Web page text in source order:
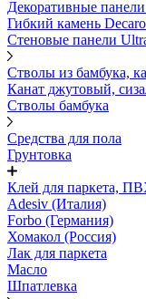
Декоративные
Гибкий камень
Стеновые панели
Стволы из бамбука,
Канат джутовый,
Стволы бамбука
Средства для пола
Грунтовка
Клей для паркета,
Adesiv (Италия)
Forbo (Германия)
Хомакол (Россия)
Лак для паркета
Масло
Шпатлевка